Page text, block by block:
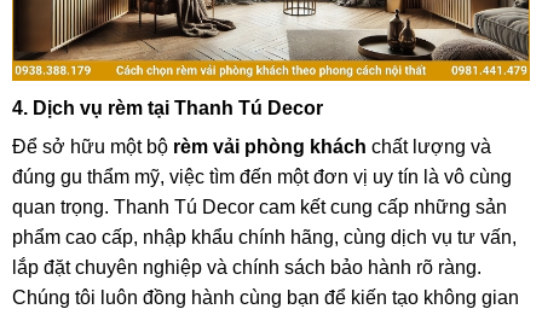
4. Dịch vụ rèm tại Thanh Tú Decor
Để sở hữu một bộ rèm vải phòng khách chất lượng và
đúng gu thẩm mỹ, việc tìm đến một đơn vị uy tín là vô cùng
quan trọng. Thanh Tú Decor cam kết cung cấp những sản
phẩm cao cấp, nhập khẩu chính hãng, cùng dịch vụ tư vấn,
lắp đặt chuyên nghiệp và chính sách bảo hành rõ ràng.
Chúng tôi luôn đồng hành cùng bạn để kiến tạo không gian